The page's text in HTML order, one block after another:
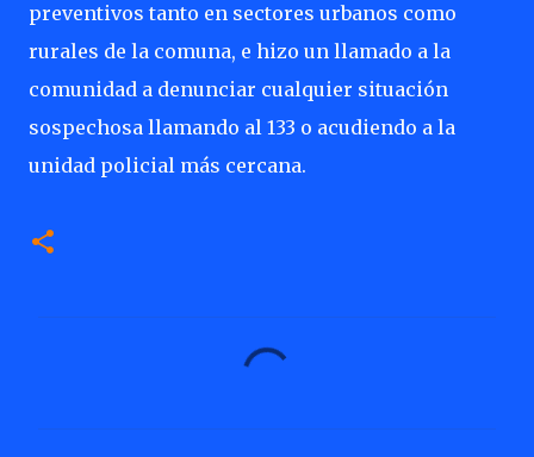
preventivos tanto en sectores urbanos como
rurales de la comuna, e hizo un llamado a la
comunidad a denunciar cualquier situación
sospechosa llamando al 133 o acudiendo a la
unidad policial más cercana.